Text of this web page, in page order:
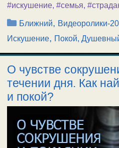
#искушение, #семья,
Рубрики
Ближний, Видеоролики-
Искушение, Покой,
О чувстве
течении дня. Как
и покой?